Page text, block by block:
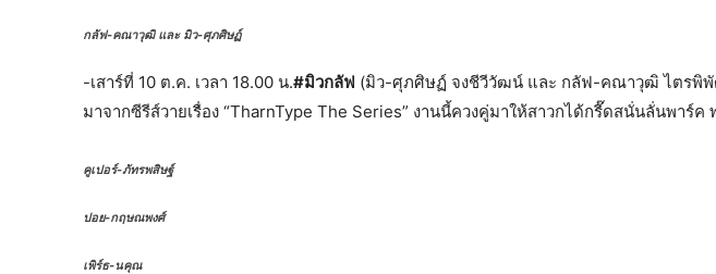
กลัฟ-คณาวุฒิ และ มิว-ศุภศิษฏ์
-เสาร์ที่ 10 ต.ค. เวลา 18.00 น.#มิวกลัฟ (มิว-ศุภศิษฏ์ จงชีวีวัฒน์ และ กลัฟ-คณาวุฒิ ไตรพิพั
มาจากซีรีส์วายเรื่อง “TharnType The Series” งานนี้ควงคู่มาให้สาวกได้กรี๊ดสนั่นลั่นพาร์ค
คูเปอร์-ภัทรพสิษฐ์
ปอย-กฤษณพงศ์
เพิร์ธ-นคุณ